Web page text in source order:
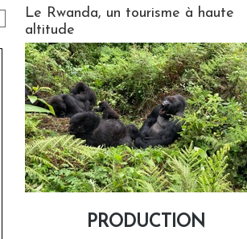
Le Rwanda, un tourisme à haute
altitude
PRODUCTION